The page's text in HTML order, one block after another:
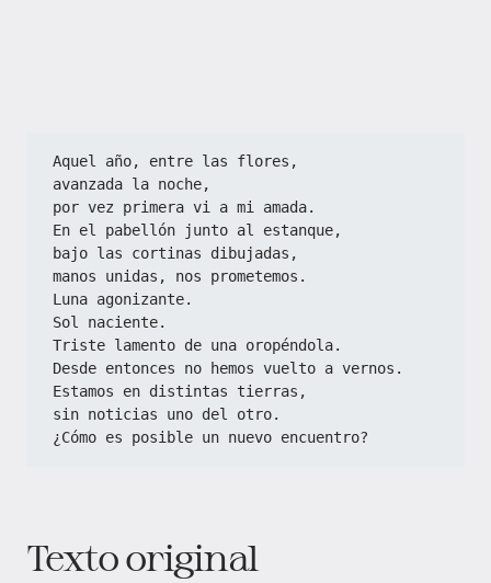
Aquel año, entre las flores,
avanzada la noche,
por vez primera vi a mi amada.
En el pabellón junto al estanque,
bajo las cortinas dibujadas,
manos unidas, nos prometemos.
Luna agonizante.
Sol naciente.
Triste lamento de una oropéndola.
Desde entonces no hemos vuelto a vernos.
Estamos en distintas tierras,
sin noticias uno del otro.
¿Cómo es posible un nuevo encuentro?
Texto original